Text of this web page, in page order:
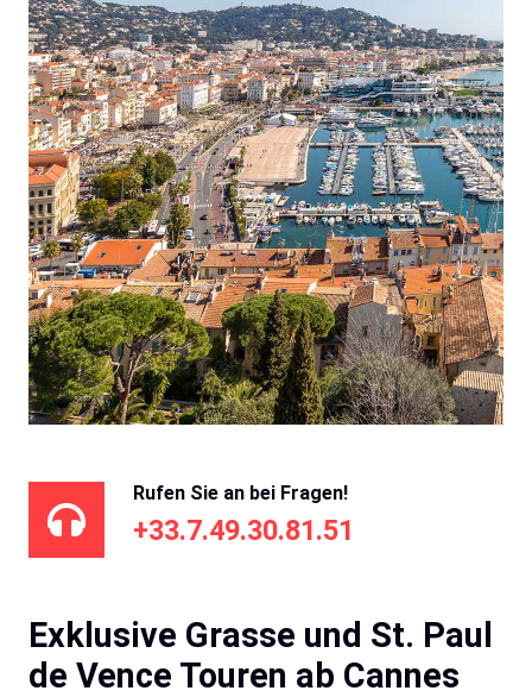
Rufen Sie an bei Fragen!
+33.7.49.30.81.51
Exklusive Grasse und St. Paul
de Vence Touren ab Cannes